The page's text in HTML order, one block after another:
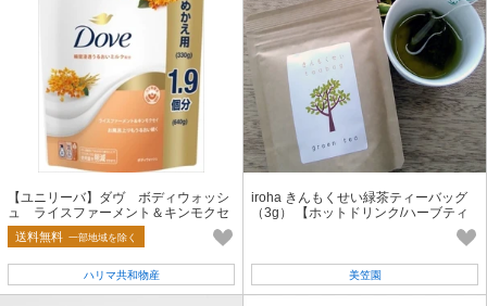
【ユニリーバ】ダヴ ボディウォッシ
ュ ライスファーメント＆キンモクセ
イ つめかえ用【ボディソープ】
送料無料 一部地域を除く
ハリマ共和物産
iroha きんもくせい緑茶ティーバッグ
（3g） 【ホットドリンク/ハーブティ
美笠園